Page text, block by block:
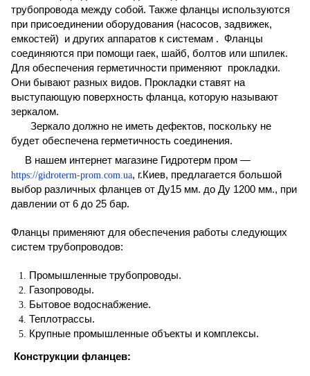
трубопровода между собой. Также фланцы используются
при присоединении оборудования (насосов, задвижек,
емкостей) и других аппаратов к системам . Фланцы
соединяются при помощи гаек, шайб, болтов или шпилек.
Для обеспечения герметичности применяют прокладки.
Они бывают разных видов. Прокладки ставят на
выступающую поверхность фланца, которую называют
зеркалом.
Зеркало должно не иметь дефектов, поскольку не
будет обеспечена герметичность соединения.
В нашем интернет магазине Гидротерм пром —
https://gidroterm-prom.com.ua, г.Киев, предлагается большой
выбор различных фланцев от Ду15 мм. до Ду 1200 мм., при
давлении от 6 до 25 бар.
Фланцы применяют для обеспечения работы следующих
систем трубопроводов:
Промышленные трубопроводы.
Газопроводы.
Бытовое водоснабжение.
Теплотрассы.
Крупные промышленные объекты и комплексы.
Конструкции фланцев: